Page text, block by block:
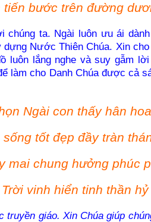
tiến bước trên đường
chúng ta. Ngài luôn ưu ái
Nước Thiên Chúa. Xin
luôn lắng nghe và suy gẫm
làm cho Danh Chúa được cả
Ngài con thấy hân
sống tốt đẹp đầy tràn
mai chung hưởng phúc
vinh hiển tinh thần
truyền giáo. Xin Chúa giúp